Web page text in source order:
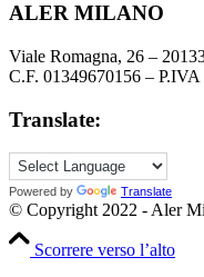
ALER MILANO
Viale Romagna, 26 –
C.F. 01349670156 –
Translate:
Powered by Translate
© Copyright 2022 - Aler
Scorrere verso l’alto